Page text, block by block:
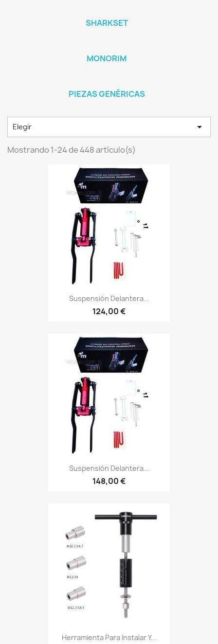
SHARKSET
MONORIM
PIEZAS GENÉRICAS
Elegir 
Mostrando 1-24 de 448 artículo(s)
Suspensión Delantera...
124,00 €
Suspensión Delantera...
148,00 €
Herramienta Para Instalar Y...